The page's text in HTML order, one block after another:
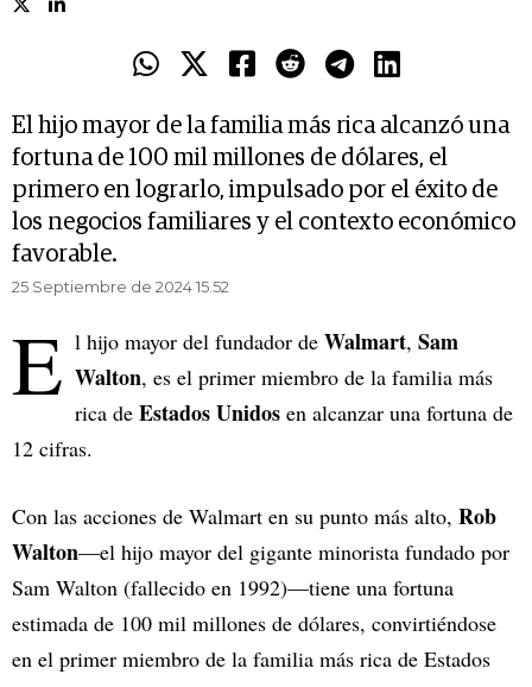
El hijo mayor de la familia más rica alcanzó una
fortuna de 100 mil millones de dólares, el
primero en lograrlo, impulsado por el éxito de
los negocios familiares y el contexto económico
favorable.
25 Septiembre de 2024 15.52
E l hijo mayor del fundador de Walmart, Sam
Walton, es el primer miembro de la familia más
rica de Estados Unidos en alcanzar una fortuna de
12 cifras.
Con las acciones de Walmart en su punto más alto, Rob
Walton—el hijo mayor del gigante minorista fundado por
Sam Walton (fallecido en 1992)—tiene una fortuna
estimada de 100 mil millones de dólares, convirtiéndose
en el primer miembro de la familia más rica de Estados